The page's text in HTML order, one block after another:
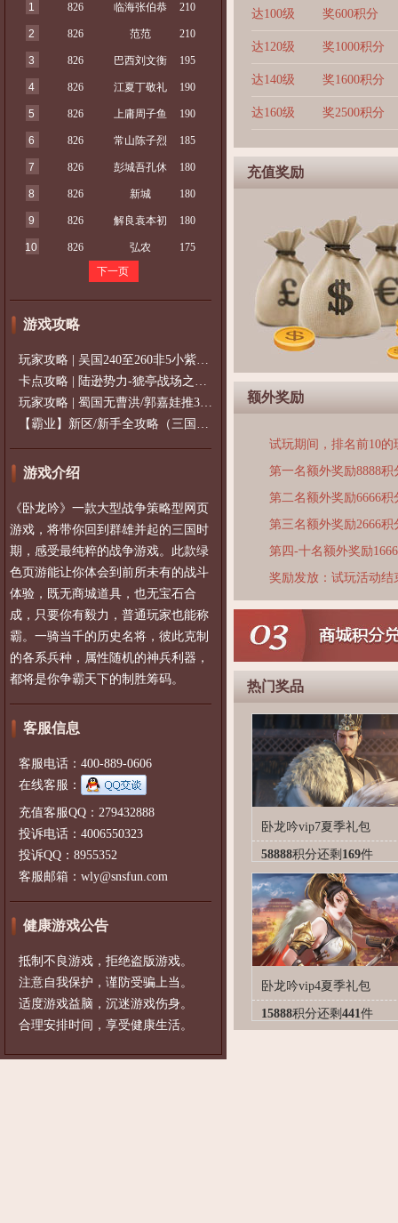
1
826 临海张伯恭 210
2 826 范范 210
3 826 巴西刘文衡 195
4 826 江夏丁敬礼 190
5 826 上庸周子鱼 190
6 826 常山陈子烈 185
7 826 彭城吾孔休 180
8 826 新城 180
9 826 解良袁本初 180
10 826 弘农
175
下一页
游戏攻略
玩家攻略 | 吴国240至260非5小紫过策免
卡点攻略 | 陆逊势力-猇亭战场之陆逊
玩家攻略 | 蜀国无曹洪/郭嘉娃推375级，
【霸业】新区/新手全攻略（三国通用）2
游戏介绍
《卧龙吟》一款大型战争策略型网页
游戏，将带你回到群雄并起的三国时
期，感受最纯粹的战争游戏。此款绿
色页游能让你体会到前所未有的战斗
体验，既无商城道具，也无宝石合
成，只要你有毅力，普通玩家也能称
霸。一骑当千的历史名将，彼此克制
的各系兵种，属性随机的神兵利器，
都将是你争霸天下的制胜筹码。
客服信息
客服电话：400-889-0606
在线客服：
充值客服QQ：279432888
投诉电话：4006550323
投诉QQ：8955352
客服邮箱：wly@snsfun.com
健康游戏公告
抵制不良游戏，拒绝盗版游戏。
注意自我保护，谨防受骗上当。
适度游戏益脑，沉迷游戏伤身。
合理安排时间，享受健康生活。
达100级 奖600积分
达120级 奖1000积分
达140级 奖1600积分
达160级 奖2500积分
充值奖励
额外奖励
试玩期间，排名前10
第一名额外奖励8888积
第二名额外奖励6666积
第三名额外奖励2666积
第四-十名额外奖励
奖励发放：试玩活动
热门奖品
卧龙吟vip7夏季礼包
58888积分还剩 169件
卧龙吟vip4夏季礼包
15888积分还剩 441件